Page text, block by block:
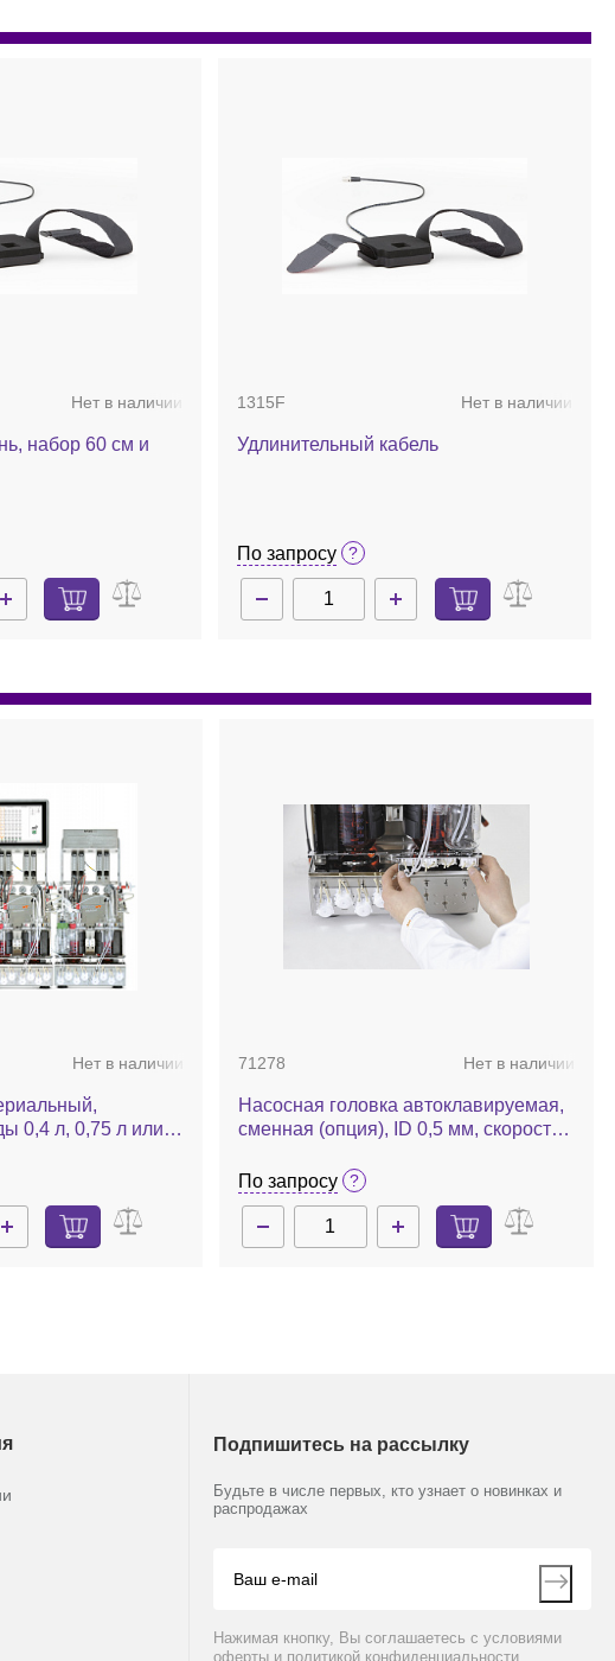
Нет в наличии
набор 60 см и
1315F Нет в наличии
Удлинительный кабель
По запросу
Нет в наличии
0,4 л, 0,75 л или
Multifors 2
71278 Нет в наличии
Насосная головка автоклавируемая,
сменная (опция), ID 0,5 мм, скорость
По запросу
Подпишитесь на рассылку
Будьте в числе первых, кто узнает о новинках и
распродажах
Нажимая кнопку, Вы соглашаетесь с условиями
оферты и политикой конфиденциальности